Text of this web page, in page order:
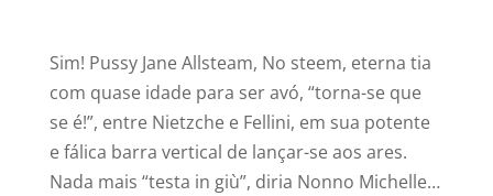
Sim! Pussy Jane Allsteam, No steem, eterna tia
com quase idade para ser avó, “torna-se que
se é!”, entre Nietzche e Fellini, em sua potente
e fálica barra vertical de lançar-se aos ares.
Nada mais “testa in giù”, diria Nonno Michelle…